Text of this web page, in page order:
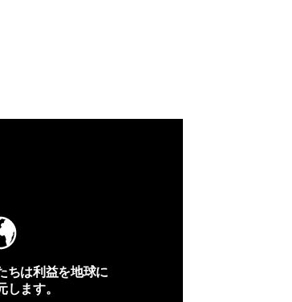
ちは利益を地球に
します。